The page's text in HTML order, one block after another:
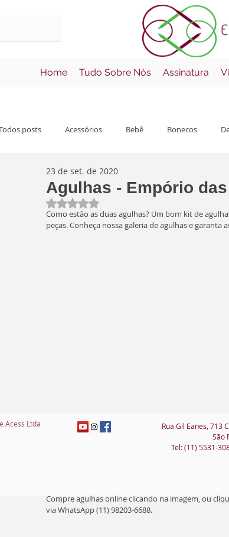
Home Tudo Sobre Nós Assinatura
posts Acessórios Bebê Bonecos
Informações Lançamentos
Agulhas - Empório
23 de set. de 2020
Avaliado com NaN de 5 estrelas.
Como estão as duas agulhas? Um bom kit de
peças. Conheça nossa galeria de agulhas e garanta
Compre agulhas online clicando na imagem, ou
via WhatsApp (11) 98203-6688.
Acess Ltda
Rua Gil Eanes, 713
São
Tel: (11) 5531-